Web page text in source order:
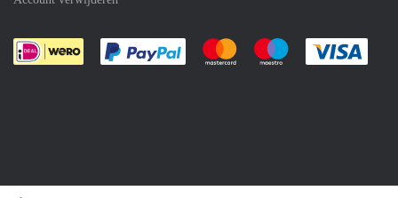
Je rekent gemakkelijk af met Paypal
Je rekent gemakkelijk af met
Je rekent